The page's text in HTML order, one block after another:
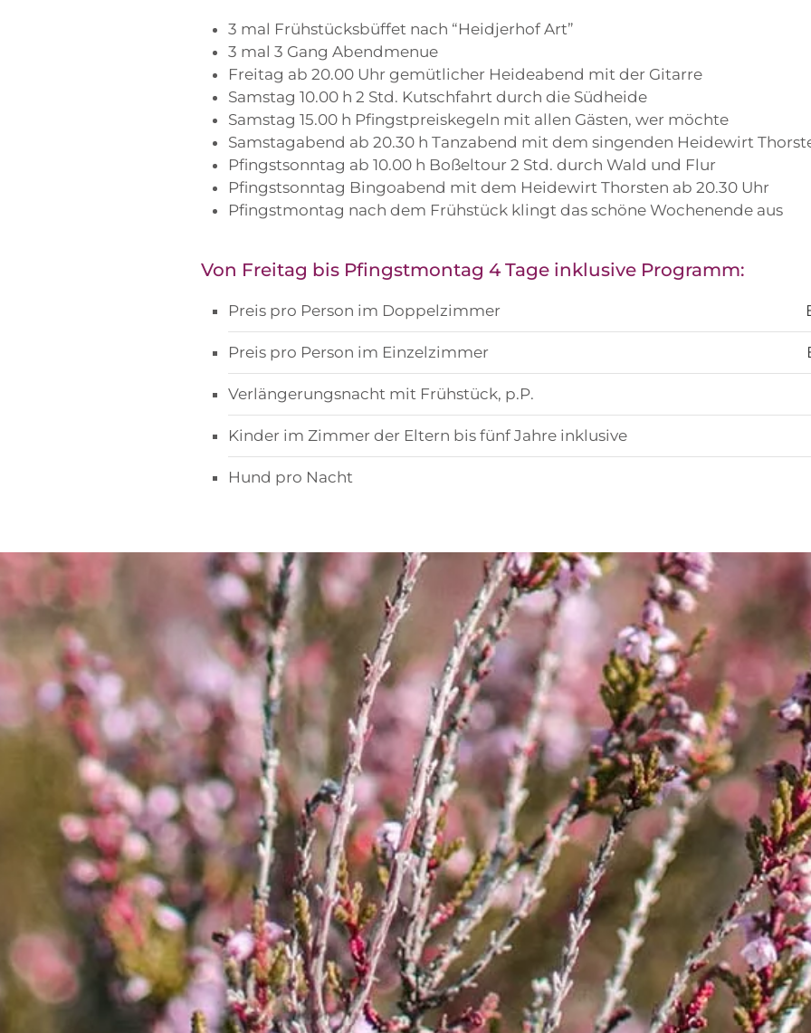
3 mal Frühstücksbüffet nach “Heidjerhof Art”
3 mal 3 Gang Abendmenue
Freitag ab 20.00 Uhr gemütlicher Heideabend mit der Gitarre
Samstag 10.00 h 2 Std. Kutschfahrt durch die Südheide
Samstag 15.00 h Pfingstpreiskegeln mit allen Gästen, wer möchte
Samstagabend ab 20.30 h Tanzabend mit dem singenden Heidewirt
Pfingstsonntag ab 10.00 h Boßeltour 2 Std. durch Wald und Flur
Pfingstsonntag Bingoabend mit dem Heidewirt Thorsten ab 20.30 Uhr
Pfingstmontag nach dem Frühstück klingt das schöne Wochenende aus
Von Freitag bis Pfingstmontag 4 Tage inklusive Programm:
Preis pro Person im Doppelzimmer
Preis pro Person im Einzelzimmer
Verlängerungsnacht mit Frühstück, p.P.
Kinder im Zimmer der Eltern bis fünf Jahre inklusive
Hund pro Nacht